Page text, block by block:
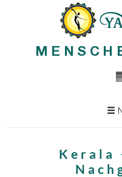
Kerala